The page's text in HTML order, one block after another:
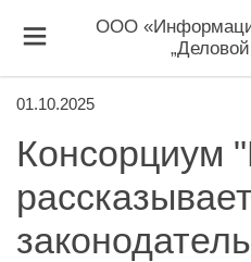
ООО
01.10.2025
Консорциум